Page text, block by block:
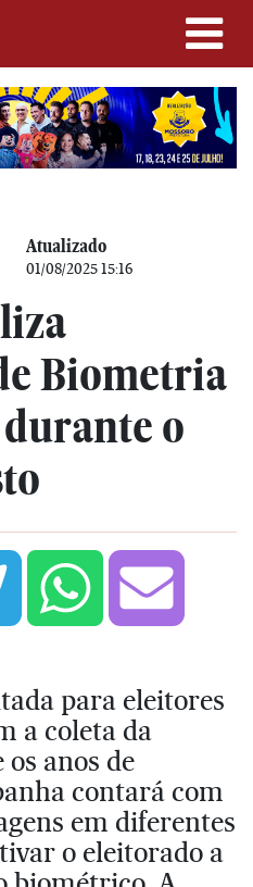
Atualizado
01/08/2025 15:16
Biometria
o
para eleitores
a coleta da
anos de
contará com
em diferentes
o eleitorado a